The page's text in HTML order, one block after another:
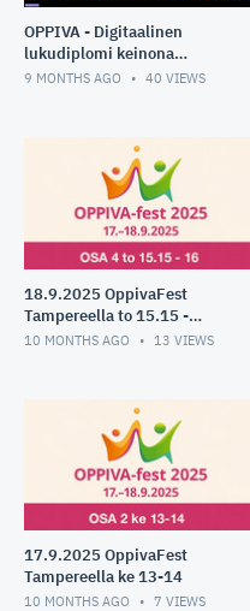
OPPIVA - Digitaalinen
lukudiplomi keinona
lukuinnostuksen
9 MONTHS AGO 40 VIEWS
18.9.2025 OppivaFest
Tampereella to 15.15 -
16.10
10 MONTHS AGO 13 VIEWS
17.9.2025 OppivaFest
Tampereella ke 13-14
10 MONTHS AGO 7 VIEWS